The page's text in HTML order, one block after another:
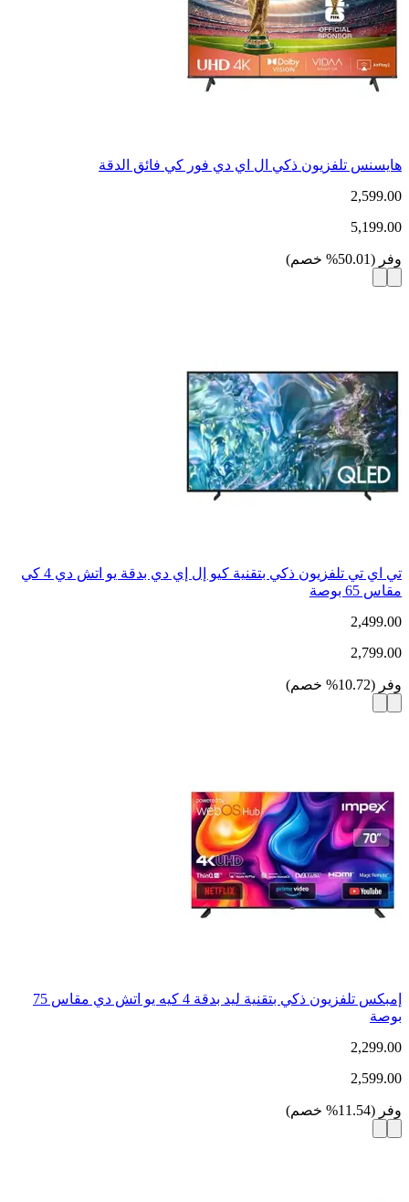
هايسنس تلفزيون ذكي ال اي دي فور كي فائق الدقة
2,599.00
5,199.00
وفر (
50.01
% خصم)
تي اي تي تلفزيون ذكي بتقنية كيو إل إي دي بدقة يو اتش دي 4 كي
مقاس 65 بوصة
2,499.00
2,799.00
وفر (
10.72
% خصم)
إمبكس تلفزيون ذكي بتقنية ليد بدقة 4 كيه يو اتش دي مقاس 75
بوصة
2,299.00
2,599.00
وفر (
11.54
% خصم)